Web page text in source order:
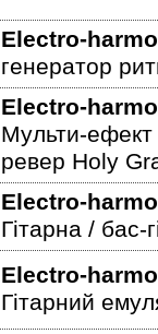
Electro-
генератор
Electro-
Мульти-ефект
ревер Holy
Electro-
Гітарна / бас-
Electro-
Гітарний